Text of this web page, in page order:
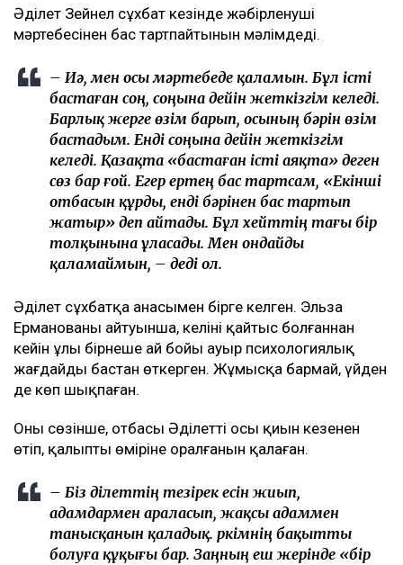
Әділет Зейнел сұхбат кезінде жәбірленуші
мәртебесінен бас тартпайтынын мәлімдеді.
– Иә, мен осы мәртебеде қаламын. Бұл істі
бастаған соң, соңына дейін жеткізгім келеді.
Барлық жерге өзім барып, осының бәрін өзім
бастадым. Енді соңына дейін жеткізгім
келеді. Қазақта «бастаған істі аяқта» деген
сөз бар ғой. Егер ертең бас тартсам, «Екінші
отбасын құрды, енді бәрінен бас тартып
жатыр» деп айтады. Бұл хейттің тағы бір
толқынына ұласады. Мен ондайды
қаламаймын, – деді ол.
Әділет сұхбатқа анасымен бірге келген. Эльза
Ерманованың айтуынша, келіні қайтыс болғаннан
кейін ұлы бірнеше ай бойы ауыр психологиялық
жағдайды бастан өткерген. Жұмысқа бармай, үйден
де көп шықпаған.
Оның сөзінше, отбасы Әділеттің осы қиын кезеңнен
өтіп, қалыпты өміріне оралғанын қалаған.
– Біз Әділеттің тезірек есін жиып,
адамдармен араласып, жақсы адаммен
танысқанын қаладық. Әркімнің бақытты
болуға құқығы бар. Заңның еш жерінде «бір